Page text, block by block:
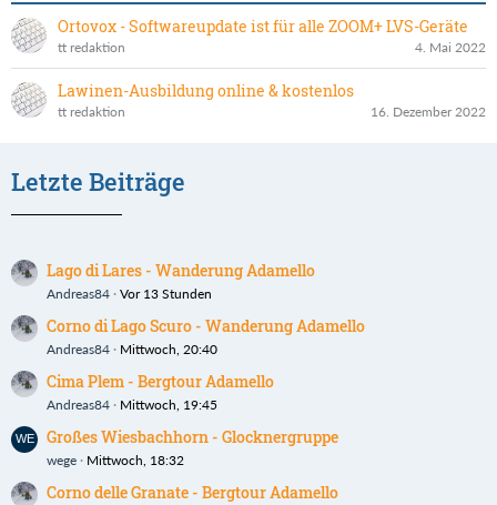
Ortovox - Softwareupdate ist für alle ZOOM+ LVS-Geräte
tt redaktion 4. Mai 2022
Lawinen-Ausbildung online & kostenlos
tt redaktion 16. Dezember 2022
Letzte Beiträge
Lago di Lares - Wanderung Adamello
Andreas84 Vor 13 Stunden
Corno di Lago Scuro - Wanderung Adamello
Andreas84 Mittwoch, 20:40
Cima Plem - Bergtour Adamello
Andreas84 Mittwoch, 19:45
Großes Wiesbachhorn - Glocknergruppe
wege Mittwoch, 18:32
Corno delle Granate - Bergtour Adamello